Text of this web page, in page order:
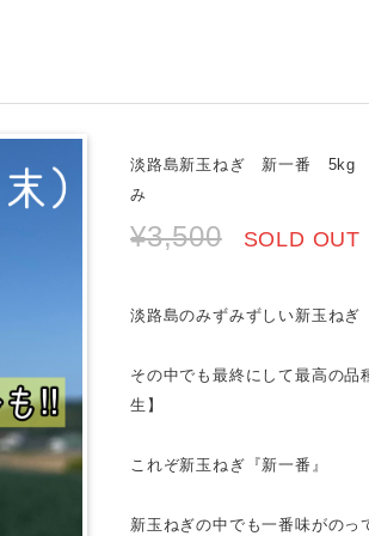
淡路島新玉ねぎ 新一番 5kg
み
¥3,500 SOLD OUT
淡路島のみずみずしい新玉ねぎ
その中でも最終にして最高の品
生】
これぞ新玉ねぎ『新一番』
新玉ねぎの中でも一番味がのっ